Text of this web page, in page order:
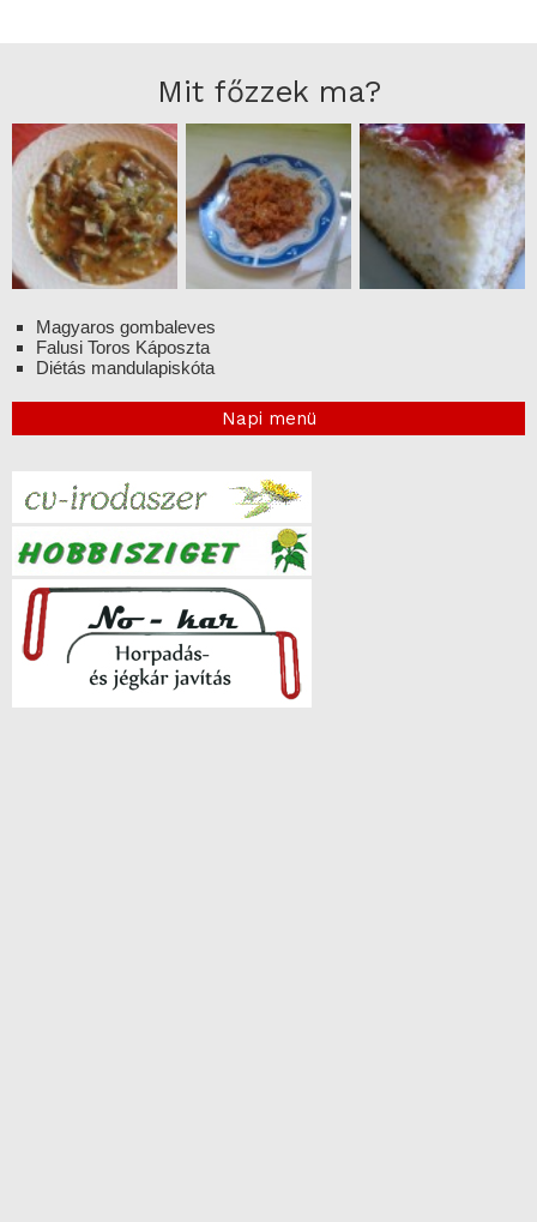
Mit főzzek ma?
Magyaros gombaleves
Falusi Toros Káposzta
Diétás mandulapiskóta
Napi menü